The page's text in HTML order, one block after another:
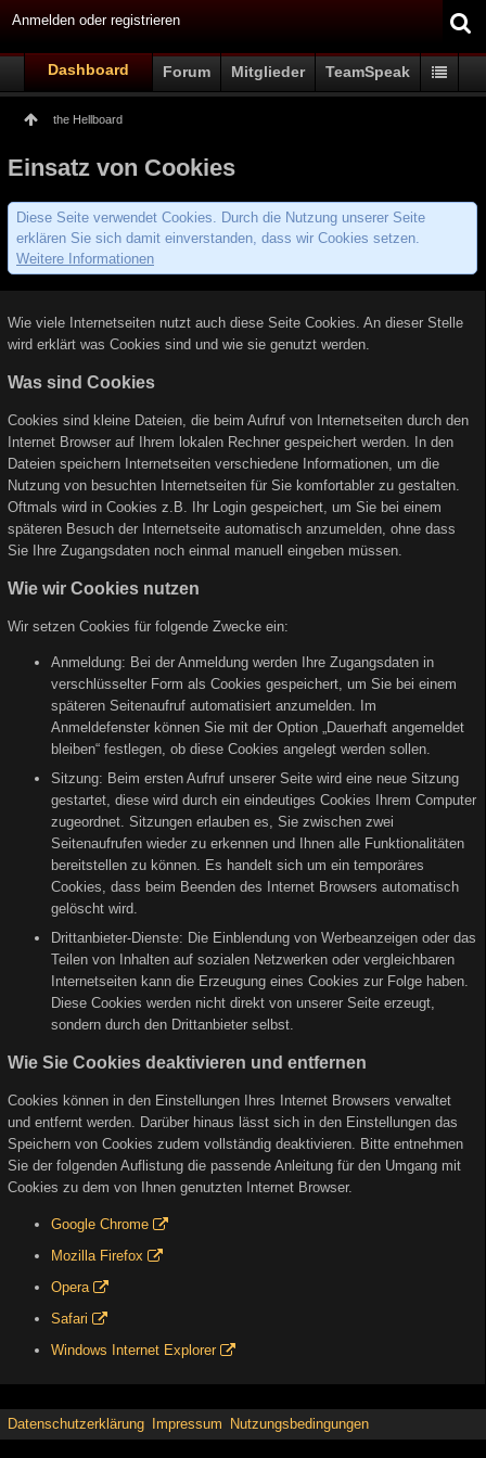
Anmelden oder registrieren
Dashboard Forum Mitglieder TeamSpeak
the Hellboard
Einsatz von Cookies
Diese Seite verwendet Cookies. Durch die Nutzung unserer Seite
erklären Sie sich damit einverstanden, dass wir Cookies setzen.
Weitere Informationen
Wie viele Internetseiten nutzt auch diese Seite Cookies. An dieser Stelle
wird erklärt was Cookies sind und wie sie genutzt werden.
Was sind Cookies
Cookies sind kleine Dateien, die beim Aufruf von Internetseiten durch den
Internet Browser auf Ihrem lokalen Rechner gespeichert werden. In den
Dateien speichern Internetseiten verschiedene Informationen, um die
Nutzung von besuchten Internetseiten für Sie komfortabler zu gestalten.
Oftmals wird in Cookies z.B. Ihr Login gespeichert, um Sie bei einem
späteren Besuch der Internetseite automatisch anzumelden, ohne dass
Sie Ihre Zugangsdaten noch einmal manuell eingeben müssen.
Wie wir Cookies nutzen
Wir setzen Cookies für folgende Zwecke ein:
Anmeldung: Bei der Anmeldung werden Ihre Zugangsdaten in
verschlüsselter Form als Cookies gespeichert, um Sie bei einem
späteren Seitenaufruf automatisiert anzumelden. Im
Anmeldefenster können Sie mit der Option „Dauerhaft angemeldet
bleiben“ festlegen, ob diese Cookies angelegt werden sollen.
Sitzung: Beim ersten Aufruf unserer Seite wird eine neue Sitzung
gestartet, diese wird durch ein eindeutiges Cookies Ihrem Computer
zugeordnet. Sitzungen erlauben es, Sie zwischen zwei
Seitenaufrufen wieder zu erkennen und Ihnen alle Funktionalitäten
bereitstellen zu können. Es handelt sich um ein temporäres
Cookies, dass beim Beenden des Internet Browsers automatisch
gelöscht wird.
Drittanbieter-Dienste: Die Einblendung von Werbeanzeigen oder das
Teilen von Inhalten auf sozialen Netzwerken oder vergleichbaren
Internetseiten kann die Erzeugung eines Cookies zur Folge haben.
Diese Cookies werden nicht direkt von unserer Seite erzeugt,
sondern durch den Drittanbieter selbst.
Wie Sie Cookies deaktivieren und entfernen
Cookies können in den Einstellungen Ihres Internet Browsers verwaltet
und entfernt werden. Darüber hinaus lässt sich in den Einstellungen das
Speichern von Cookies zudem vollständig deaktivieren. Bitte entnehmen
Sie der folgenden Auflistung die passende Anleitung für den Umgang mit
Cookies zu dem von Ihnen genutzten Internet Browser.
Google Chrome
Mozilla Firefox
Opera
Safari
Windows Internet Explorer
Datenschutzerklärung Impressum Nutzungsbedingungen